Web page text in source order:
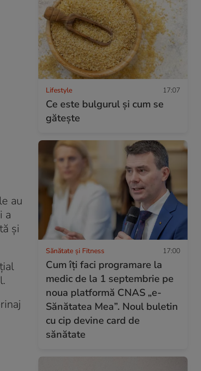
au
a
şi
Lifestyle 17:07
Ce este bulgurul și cum se
gătește
Sănătate și Fitness 17:00
Cum îți faci programare la
medic de la 1 septembrie pe
noua platformă CNAS „e-
Sănătatea Mea”. Noul buletin
cu cip devine card de
sănătate